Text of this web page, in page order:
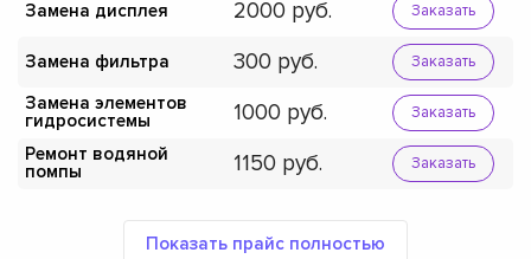
Замена дисплея 2000 Заказать
Замена фильтра 300 Заказать
Замена элементов
гидросистемы
1000 Заказать
Ремонт водяной
помпы
1150 Заказать
Показать прайс полностью